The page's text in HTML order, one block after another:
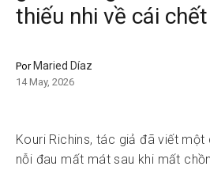
thiếu nhi về cái
Por Maried Díaz
14 May, 2026
Kouri Richins, tác giả đã viết một
nỗi đau mất mát sau khi mất